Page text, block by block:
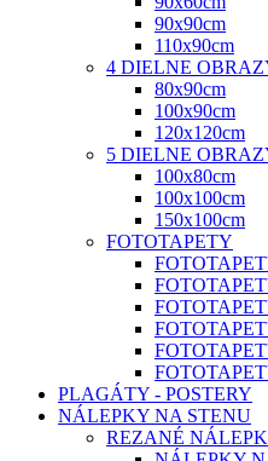
90x90cm
110x90cm
4 DIELNE
80x90cm
100x90cm
120x120cm
5 DIELNE
100x80cm
100x100cm
150x100cm
FOTOTAPETY
PLAGÁTY - POSTERY
NÁLEPKY NA STENU
REZANÉ